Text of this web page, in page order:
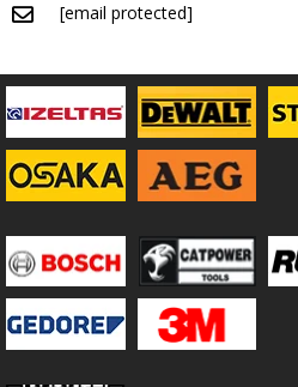
[email protected]